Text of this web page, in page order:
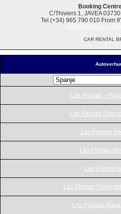
Las Palmas -
Las Palmas
Las Palmas
Las Palmas
Las Palmas
Las Palmas Playa
Las Palmas
Booking
C/Thiviers 1, JAVEA
Tel.(+34) 965 790 010 From
CAR RENTAL